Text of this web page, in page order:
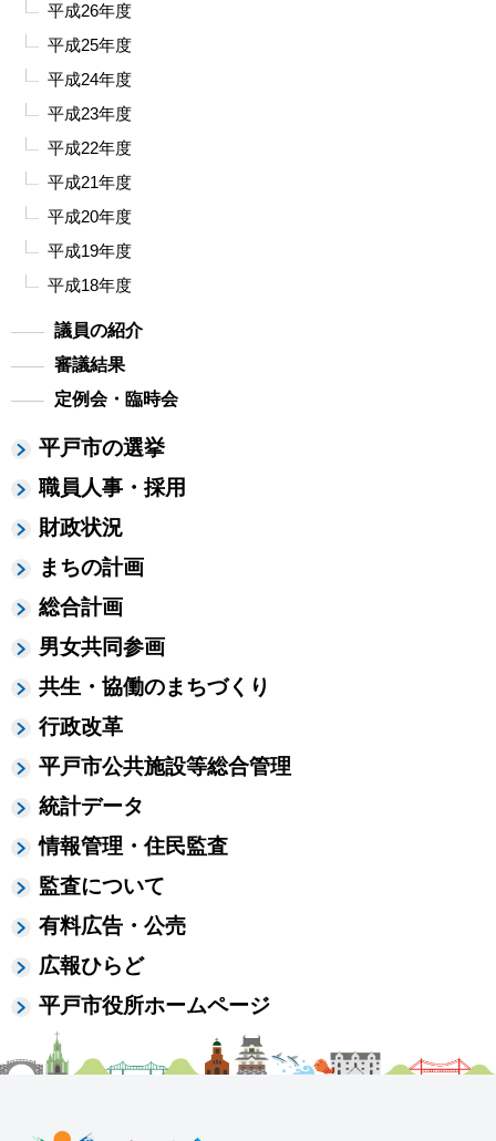
平成26年度
平成25年度
平成24年度
平成23年度
平成22年度
平成21年度
平成20年度
平成19年度
平成18年度
議員の紹介
審議結果
定例会・臨時会
平戸市の選挙
職員人事・採用
財政状況
まちの計画
総合計画
男女共同参画
共生・協働のまちづくり
行政改革
平戸市公共施設等総合管理
統計データ
情報管理・住民監査
監査について
有料広告・公売
広報ひらど
平戸市役所ホームページ